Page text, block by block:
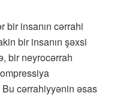
bir insanın cərrahi
bir insanın şəxsi
bir neyrocərrah
Bu cərrahiyyənin əsas